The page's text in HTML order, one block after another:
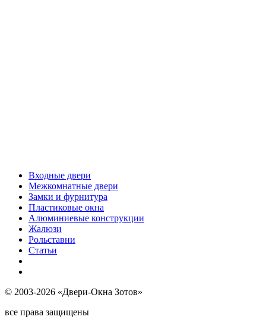
Входные двери
Межкомнатные двери
Замки и фурнитура
Пластиковые окна
Алюминиевые конструкции
Жалюзи
Рольставни
Статьи
© 2003-2026 «Двери-Окна Зотов»
все права защищены